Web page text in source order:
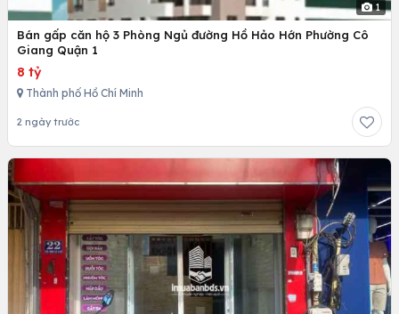
1
Bán gấp căn hộ 3 Phòng Ngủ đường Hồ Hảo Hớn Phường Cô
Giang Quận 1
8 tỷ
Thành phố Hồ Chí Minh
2 ngày trước